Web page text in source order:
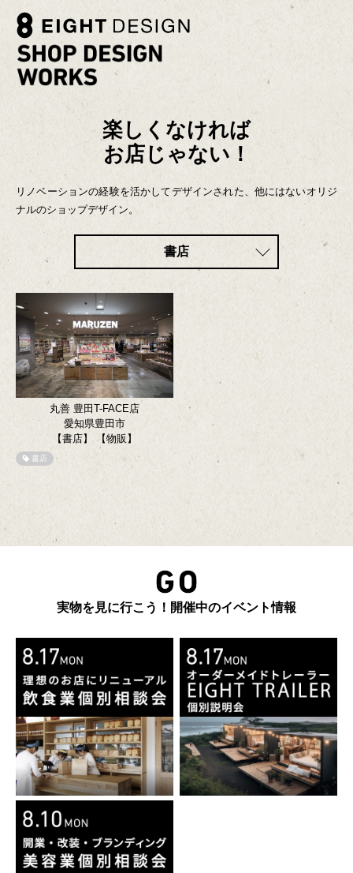
楽しくなければ
お店じゃない！
リノベーションの経験を活かしてデザインされた、他にはないオリジ
ナルのショップデザイン。
書店
丸善 豊田T-FACE店
愛知県豊田市
【書店】
【物販】
書店
実物を見に行こう！開催中のイベント情報